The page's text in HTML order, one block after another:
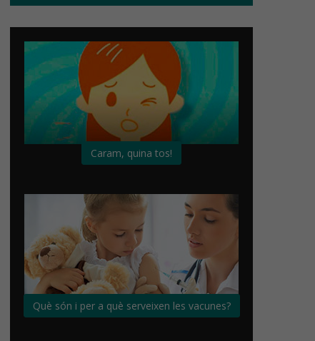
Caram, quina tos!
Què són i per a què serveixen les vacunes?